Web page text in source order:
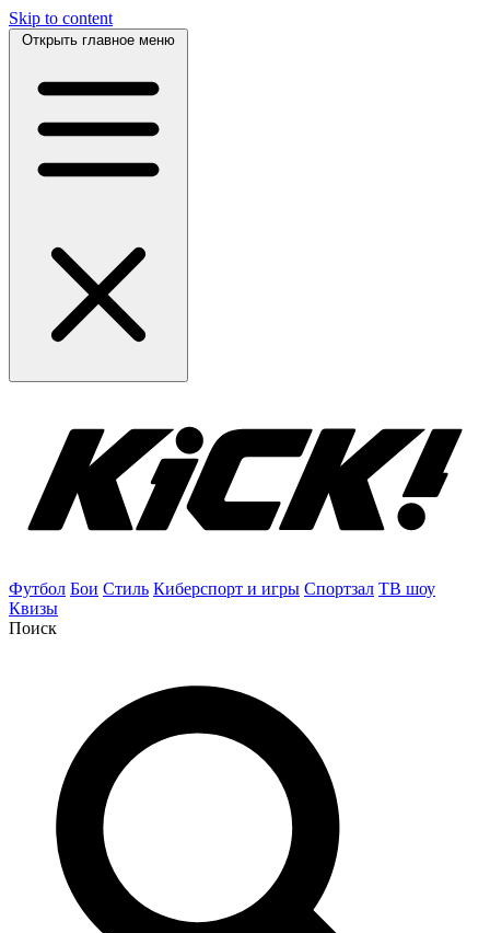
Skip to content
Открыть главное меню
Футбол Бои Стиль Киберспорт и игры Спортзал ТВ шоу
Квизы
Поиск